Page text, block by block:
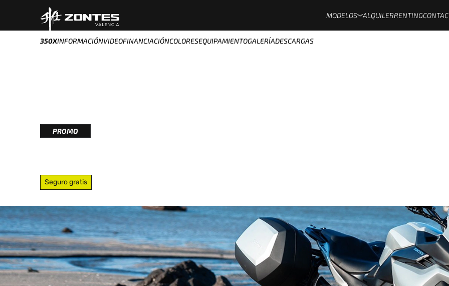
MODELOS ALQUILERRENTING
PROMO
Seguro gratis
350XINFORMACIÓNVIDEOFINANCIACIÓNCOLORESEQUIPAMIENTOGALERÍADESCARGAS
Con su diseño sport-touring y su completa dotación de equipamiento, la 350X te ofrece todo lo que
necesitas para disfrutar de una conducción cómoda y segura en cualquier tipo de carretera.
Su motor de 348cc refrigerado por agua y aceite, que ofrece 39,44 CV y 32,8 Nm de par, te proporciona